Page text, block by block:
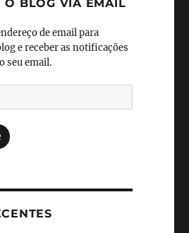
O BLOG VIA EMAIL
de email para
e receber as notificações
seu email.